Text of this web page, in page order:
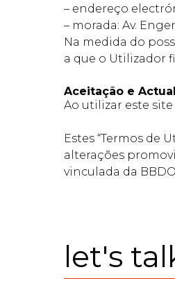
– endereço
– morada: Av.
Na medida do
a que o Utilizador
Aceitação e
Ao utilizar este
Estes “Termos de
alterações
vinculada da
let's